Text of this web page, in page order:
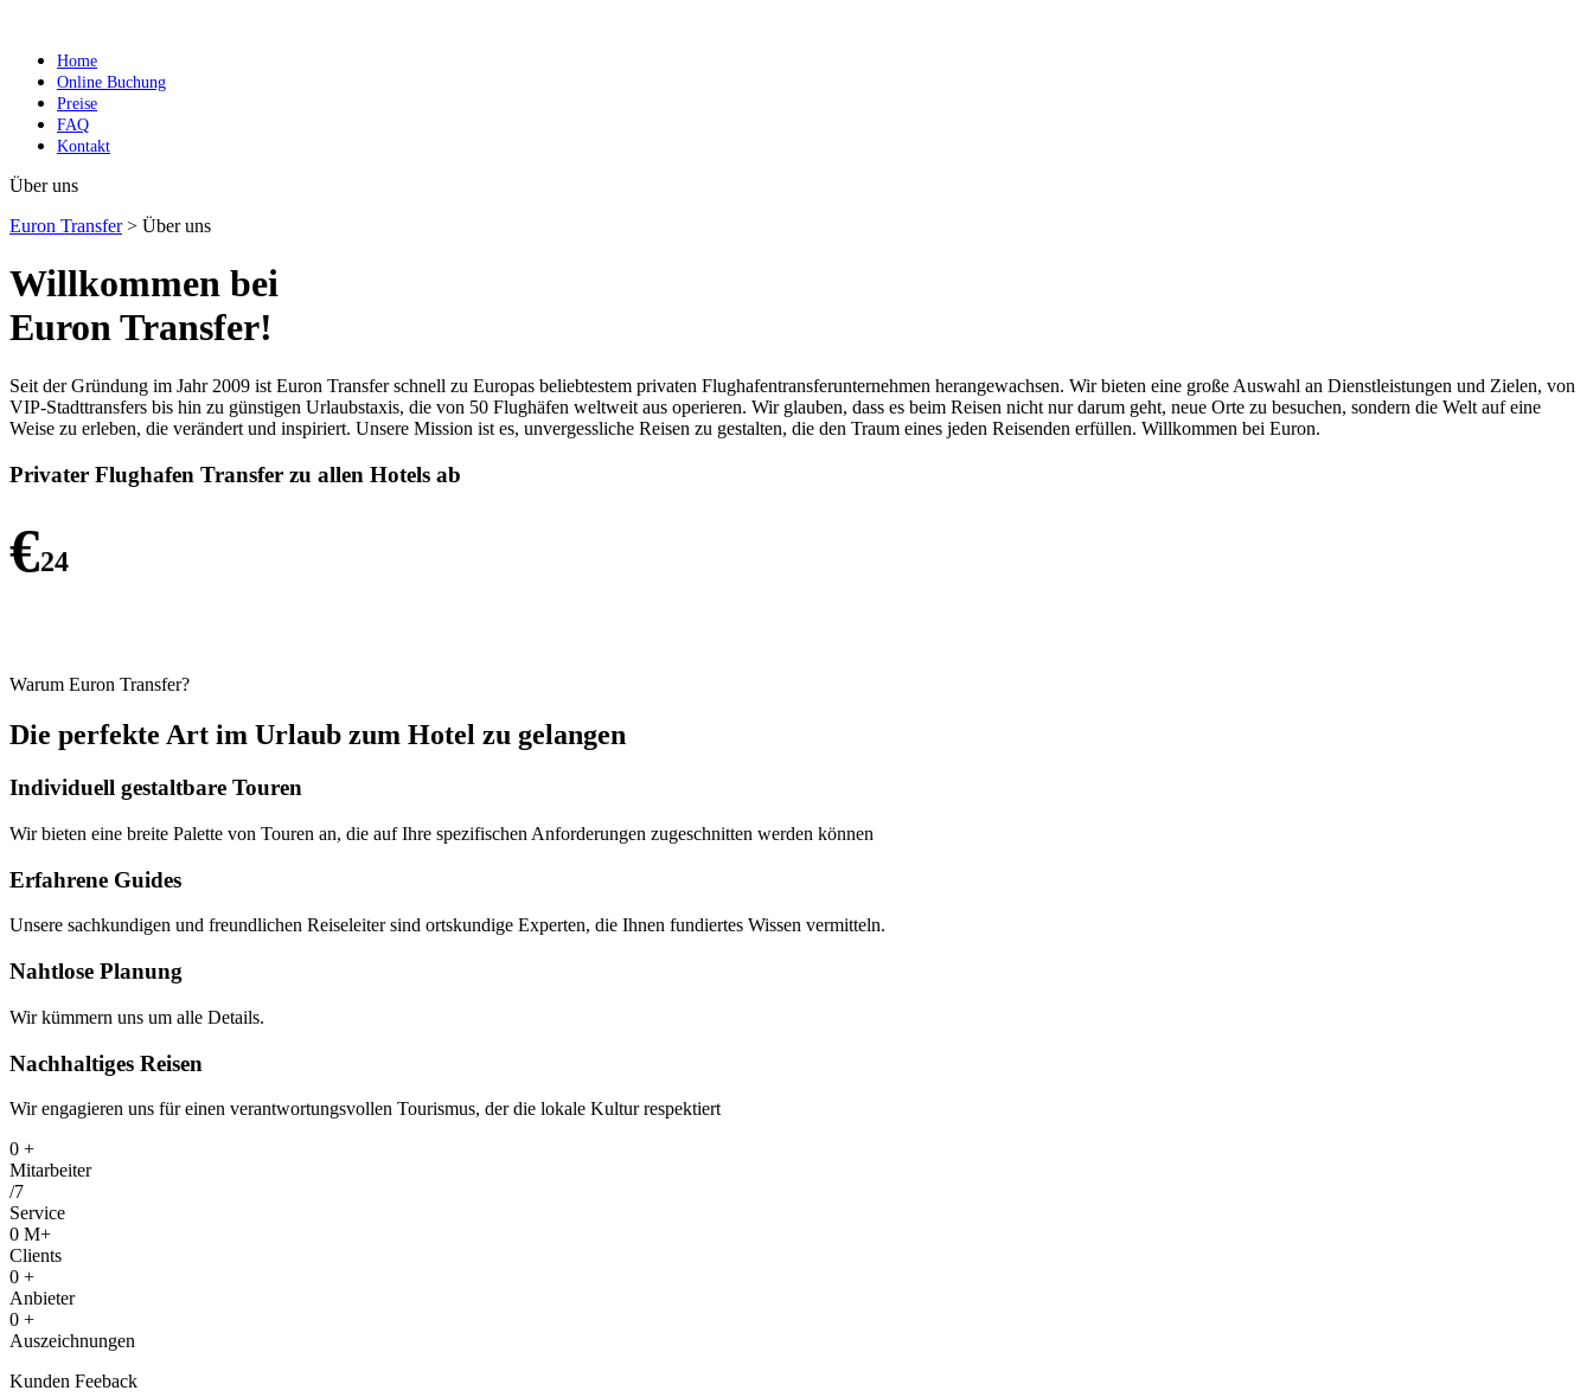
Menu
Home
Online Buchung
Preise
FAQ
Kontakt
Über uns
Euron Transfer> Über uns
Willkommen bei
Euron Transfer!
Seit der Gründung im Jahr 2009 ist Euron Transfer schnell zu Europas beliebtestem privaten Flughafentransferunternehmen herangewachsen. Wir bieten eine große Auswahl an Dienstleistungen und Zielen, von
VIP-Stadttransfers bis hin zu günstigen Urlaubstaxis, die von 50 Flughäfen weltweit aus operieren. Wir glauben, dass es beim Reisen nicht nur darum geht, neue Orte zu besuchen, sondern die Welt auf eine
Weise zu erleben, die verändert und inspiriert. Unsere Mission ist es, unvergessliche Reisen zu gestalten, die den Traum eines jeden Reisenden erfüllen. Willkommen bei Euron.
Privater Flughafen Transfer zu allen Hotels ab
€24
Warum Euron Transfer?
Die perfekte Art im Urlaub zum Hotel zu gelangen
Individuell gestaltbare Touren
Wir bieten eine breite Palette von Touren an, die auf Ihre spezifischen Anforderungen zugeschnitten werden können
Erfahrene Guides
Unsere sachkundigen und freundlichen Reiseleiter sind ortskundige Experten, die Ihnen fundiertes Wissen vermitteln.
Nahtlose Planung
Wir kümmern uns um alle Details.
Nachhaltiges Reisen
Wir engagieren uns für einen verantwortungsvollen Tourismus, der die lokale Kultur respektiert
0 +
Mitarbeiter
/7
Service
0 M+
Clients
0 +
Anbieter
0 +
Auszeichnungen
Kunden Feeback